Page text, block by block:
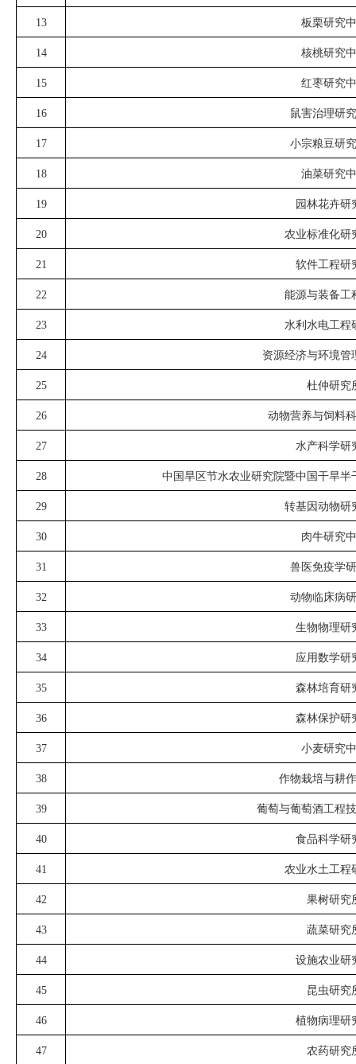
13 板栗研究
14 核桃研究
15 红枣研究
16 鼠害治理研
17 小宗粮豆研
18 油菜研究
19 园林花卉研
20 农业标准化研
21 软件工程研
22 能源与装备工
23 水利水电工程
24 资源经济与环境管
25 杜仲研究
26 动物营养与饲料
27 水产科学研
28 中国旱区节水农业研究院暨中国干旱
29 转基因动物研
30 肉牛研究
31 兽医免疫学
32 动物临床病
33 生物物理研
34 应用数学研
35 森林培育研
36 森林保护研
37 小麦研究
38 作物栽培与耕
39 葡萄与葡萄酒工程
40 食品科学研
41 农业水土工程
42 果树研究
43 蔬菜研究
44 设施农业研
45 昆虫研究
46 植物病理研
47 农药研究